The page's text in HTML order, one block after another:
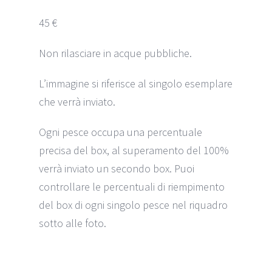
45 €
Non rilasciare in acque pubbliche.
L’immagine si riferisce al singolo esemplare
che verrà inviato.
Ogni pesce occupa una percentuale
precisa del box, al superamento del 100%
verrà inviato un secondo box. Puoi
controllare le percentuali di riempimento
del box di ogni singolo pesce nel riquadro
sotto alle foto.